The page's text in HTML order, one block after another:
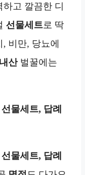
고 깔끔한 디
선물세트로 딱
, 비만, 당뇨에
산벌꿀에는
선물세트, 답례
선물세트, 답례